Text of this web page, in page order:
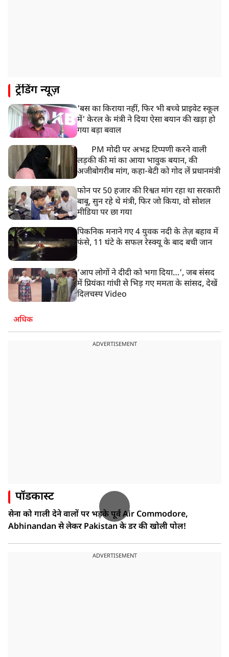
ट्रेंडिंग न्यूज़
'बस का किराया नहीं, फिर भी बच्चे प्राइवेट स्कूल
में' केरल के मंत्री ने दिया ऐसा बयान की खड़ा हो
गया बड़ा बवाल
PM मोदी पर अभद्र टिप्पणी करने वाली
लड़की की मां का आया भावुक बयान, की
अजीबोगरीब मांग, कहा-बेटी को गोद लें प्रधानमंत्री
फोन पर 50 हजार की रिश्वत मांग रहा था सरकारी
बाबू, सुन रहे थे मंत्री, फिर जो किया, वो सोशल
मीडिया पर छा गया
पिकनिक मनाने गए 4 युवक नदी के तेज़ बहाव में
फंसे, 11 घंटे के सफल रेस्क्यू के बाद बची जान
‘आप लोगों ने दीदी को भगा दिया…’, जब संसद
में प्रियंका गांधी से भिड़ गए ममता के सांसद, देखें
दिलचस्प Video
अधिक
ADVERTISEMENT
पॉडकास्ट
सेना को गाली देने वालों पर भड़के पूर्व Air Commodore,
Abhinandan से लेकर Pakistan के डर की खोली पोल!
ADVERTISEMENT